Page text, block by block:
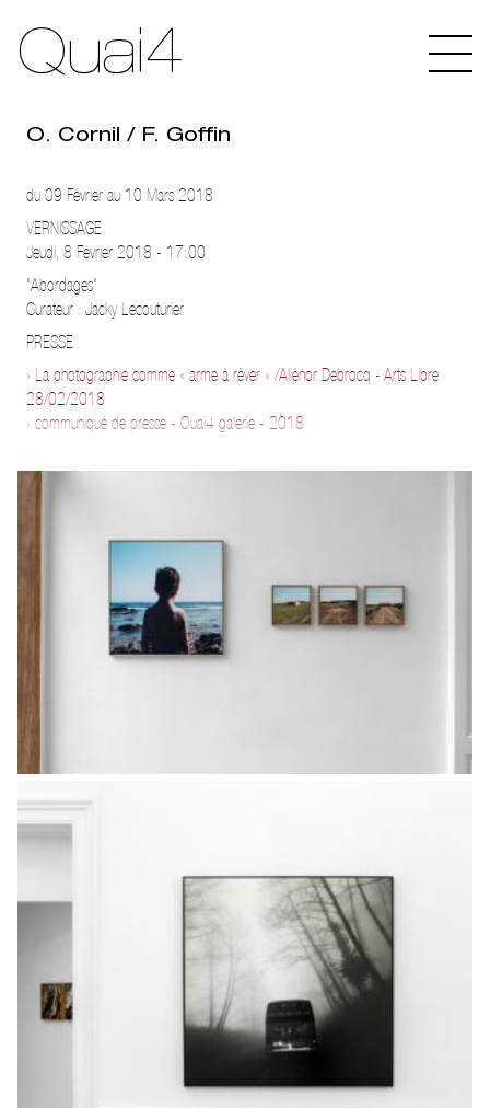
Quai4
O. Cornil / F. Goffin
du 09 Février au 10 Mars 2018
VERNISSAGE
Jeudi, 8 Février 2018 - 17:00
"Abordages"
Curateur : Jacky Lecouturier
PRESSE
›
La photographie comme « arme à rêver » /Aliénor Debrocq - Arts Libre
28/02/2018
› communiqué de presse - Quai4 galerie - 2018